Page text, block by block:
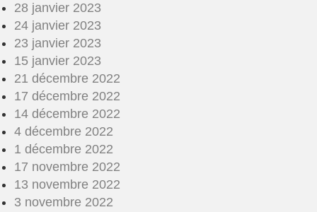
28 janvier 2023
24 janvier 2023
23 janvier 2023
15 janvier 2023
21 décembre 2022
17 décembre 2022
14 décembre 2022
4 décembre 2022
1 décembre 2022
17 novembre 2022
13 novembre 2022
3 novembre 2022